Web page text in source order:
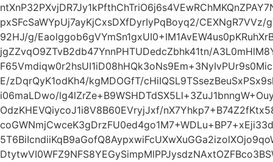
pxSFcSaWYpUj7ayKjCxsDXfDyrIyPqBoyq2/
92HJ/g/
jgZZvqO9ZTvB2db47YnnPHTUDedcZbhk41tn/
E/zDqrQyK1odKh4/kgMDOGfT/
i06maLDwo/
OdzKHEVQiycoJ1i8V8B60EVryjJxf/